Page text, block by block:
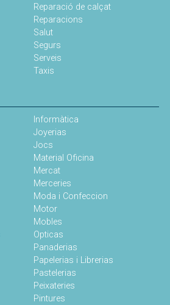
Reparació de calçat
Reparacions
Salut
Segurs
Serveis
Taxis
Informàtica
Joyerias
Jocs
Material Oficina
Mercat
Merceries
Moda i Confeccion
Motor
Mobles
Opticas
Panaderias
Papelerias i Librerias
Pastelerias
Peixateries
Pintures